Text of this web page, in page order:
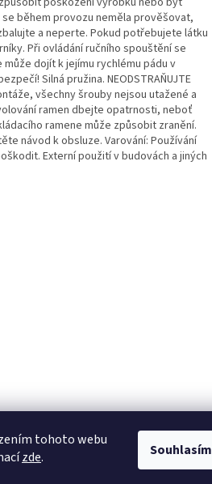
tohoto webu
zde. Souhlasím
během provozu neměla prověšovat,
a neperte. Pokud potřebujete látku
Při ovládání ručního spouštění se
dojít k jejímu rychlému pádu v
Silná pružina. NEODSTRAŇUJTE
všechny šrouby nejsou utažené a
ramen dbejte opatrnosti, neboť
ramene může způsobit zranění.
návod k obsluze. Varování: Používání
Externí použití v budovách a jiných